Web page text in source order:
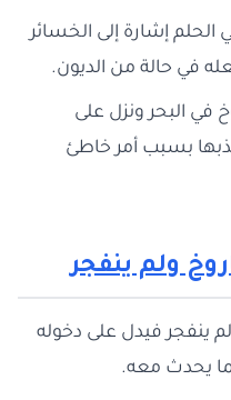
إشارة إلى الخسائر
في حالة من الديون.
البحر ونزل على
بسبب أمر خاطئ
ولم ينفجر
ينفجر فيدل على دخوله
يحدث معه.